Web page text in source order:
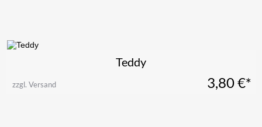
Teddy
zzgl. Versand 3,80€*